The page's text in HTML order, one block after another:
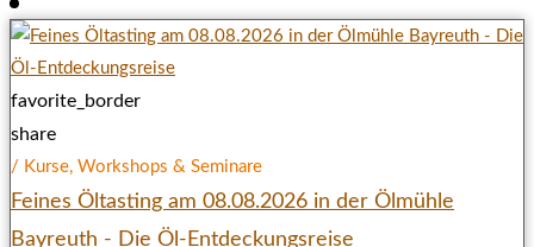
favorite_border
share
/ Kurse, Workshops & Seminare
Feines Öltasting am 08.08.2026 in der Ölmühle
Bayreuth - Die Öl-Entdeckungsreise